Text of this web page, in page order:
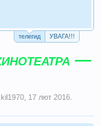
телегид УВАГА!!!
—
kil1970 17 лют 2016